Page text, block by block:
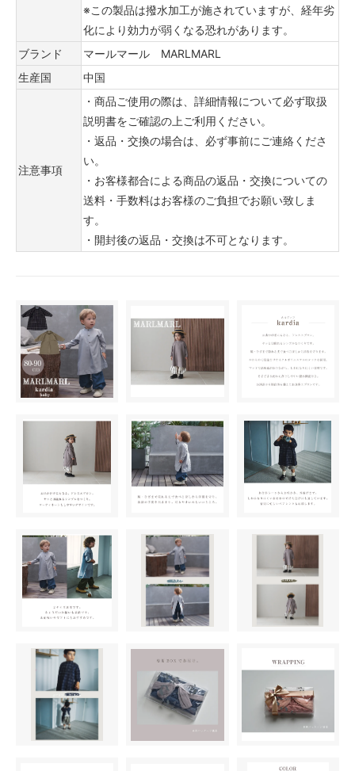
※この製品は撥水加工が施されていますが、経年劣
化により効力が弱くなる恐れがあります。
ブランド
マールマール MARLMARL
生産国
中国
注意事項
・商品ご使用の際は、詳細情報について必ず取扱
説明書をご確認の上ご利用ください。
・返品・交換の場合は、必ず事前にご連絡くださ
い。
・お客様都合による商品の返品・交換についての
送料・手数料はお客様のご負担でお願い致しま
す。
・開封後の返品・交換は不可となります。